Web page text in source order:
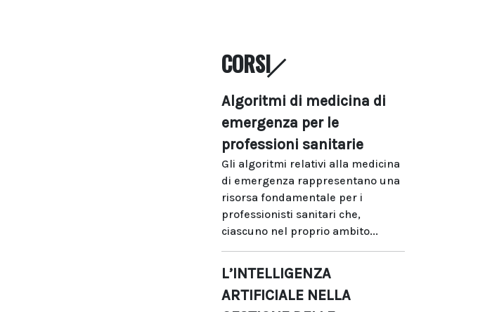
CORSI
Algoritmi di medicina di
emergenza per le
professioni sanitarie
Gli algoritmi relativi alla medicina
di emergenza rappresentano una
risorsa fondamentale per i
professionisti sanitari che,
ciascuno nel proprio ambito...
L’INTELLIGENZA
ARTIFICIALE NELLA